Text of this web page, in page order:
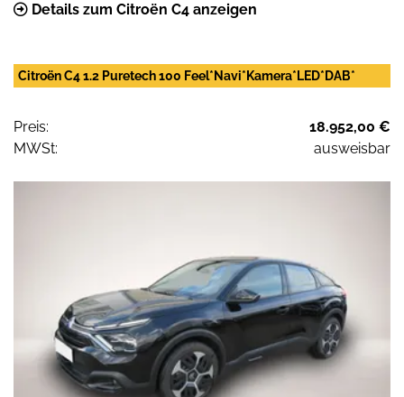
Details zum Citroën C4 anzeigen
Citroën C4 1.2 Puretech 100 Feel*Navi*Kamera*LED*DAB*
Preis:
18.952,00 €
MWSt:
ausweisbar